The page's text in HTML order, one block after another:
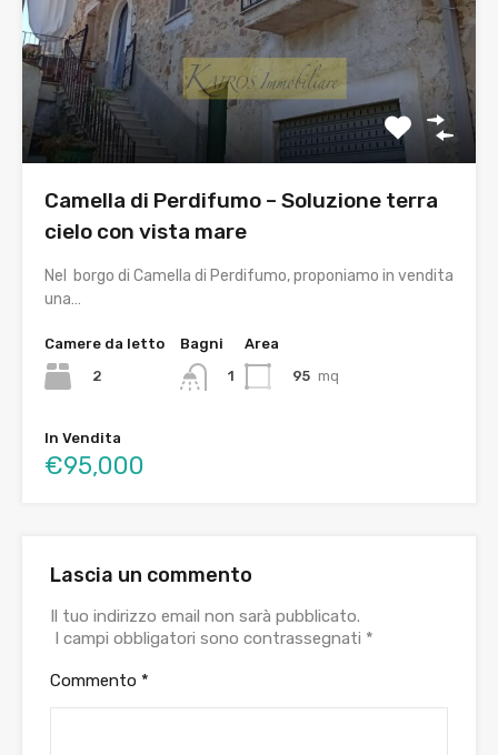
Camella di Perdifumo – Soluzione terra
cielo con vista mare
Nel borgo di Camella di Perdifumo, proponiamo in vendita
una…
Camere da letto
2
Bagni
1
Area
95 mq
In Vendita
€95,000
Lascia un commento
Il tuo indirizzo email non sarà pubblicato.
I campi obbligatori sono contrassegnati *
Commento *